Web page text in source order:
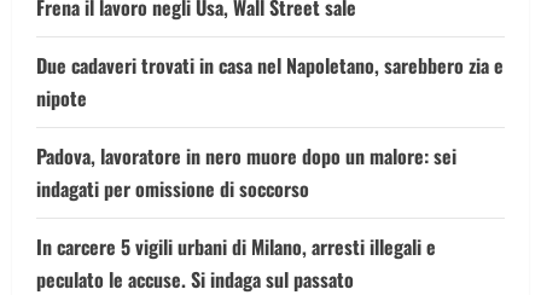
Frena il lavoro negli Usa, Wall Street sale
Due cadaveri trovati in casa nel Napoletano, sarebbero zia e
nipote
Padova, lavoratore in nero muore dopo un malore: sei
indagati per omissione di soccorso
In carcere 5 vigili urbani di Milano, arresti illegali e
peculato le accuse. Si indaga sul passato